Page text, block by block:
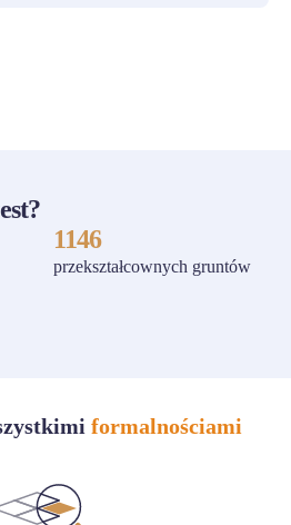
1146
przekształcownych gruntów
formalnościami